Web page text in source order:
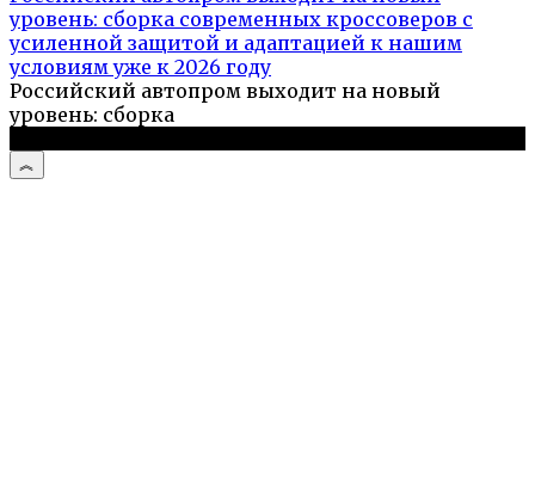
уровень: сборка современных кроссоверов с
усиленной защитой и адаптацией к нашим
условиям уже к 2026 году
Российский автопром выходит на новый
уровень: сборка